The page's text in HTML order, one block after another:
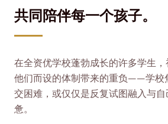
共同陪伴每一个孩子。
在全资优学校蓬勃成长的许多学生
他们而设的体制带来的重负——学校
交困难，或仅仅是反复试图融入与
惫。